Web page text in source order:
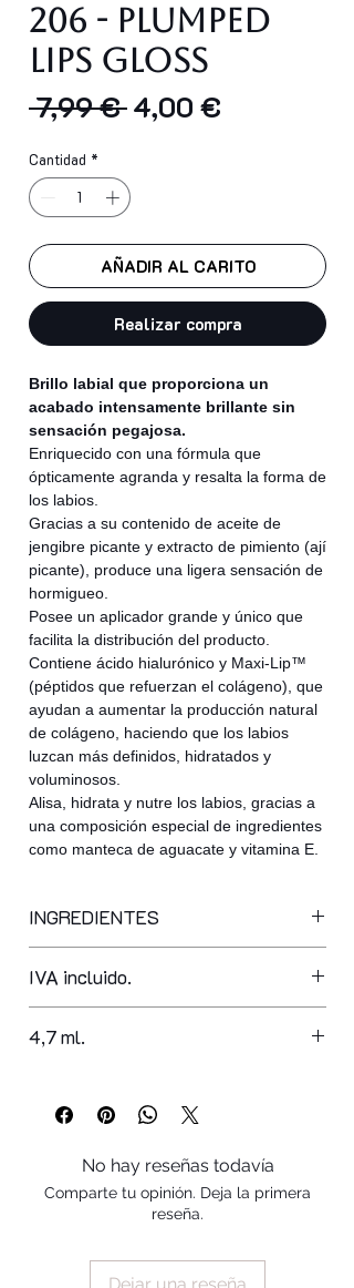
206 - PLUMPED
LIPS GLOSS
7,99 € Precio
4,00 €
Cantidad *
AÑADIR AL CARITO
Realizar compra
Brillo labial que proporciona un
acabado intensamente brillante sin
sensación pegajosa.
Enriquecido con una fórmula que
ópticamente agranda y resalta la forma de
los labios.
Gracias a su contenido de aceite de
jengibre picante y extracto de pimiento (ají
picante), produce una ligera sensación de
hormigueo.
Posee un aplicador grande y único que
facilita la distribución del producto.
Contiene ácido hialurónico y Maxi-Lip™
(péptidos que refuerzan el colágeno), que
ayudan a aumentar la producción natural
de colágeno, haciendo que los labios
luzcan más definidos, hidratados y
voluminosos.
Alisa, hidrata y nutre los labios, gracias a
una composición especial de ingredientes
como manteca de aguacate y vitamina E.
INGREDIENTES
tricaprylin, hydrogenated
polyisobutene, mica, octyldodecyl
neopentanoate, persea gratissima oil,
styrene/isoprene copolymer, sorbitan
oleate, synthetic wax, calcium aluminum
borosilicate, calcium sodium
borosilicate, synthetic fluorphlogopite,
boron nitride, disteardimonium
hectorite, caprylyl glycol, silica,
tocopheryl acetate, ethylhexyl
IVA incluido.
4,7 ml.
No hay reseñas todavía
Comparte tu opinión. Deja la primera
reseña.